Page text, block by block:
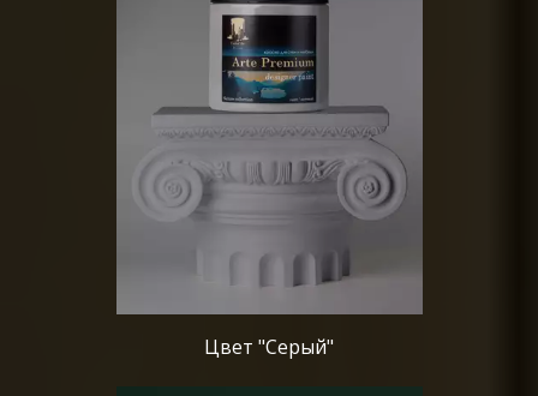
Цвет "Серый"